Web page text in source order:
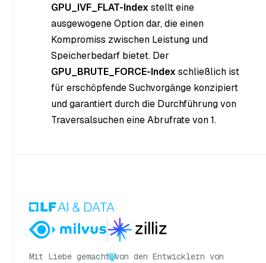
GPU_IVF_FLAT-Index stellt eine
ausgewogene Option dar, die einen
Kompromiss zwischen Leistung und
Speicherbedarf bietet. Der
GPU_BRUTE_FORCE-Index schließlich ist
für erschöpfende Suchvorgänge konzipiert
und garantiert durch die Durchführung von
Traversalsuchen eine Abrufrate von 1.
Mit Liebe gemacht von den Entwicklern von